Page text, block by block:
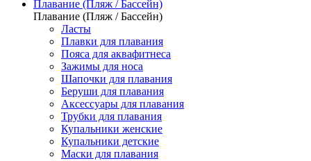
Плавание (Пляж / Бассейн)
Плавание (Пляж / Бассейн)
Ласты
Плавки для плавания
Пояса для аквафитнеса
Зажимы для носа
Шапочки для плавания
Беруши для плавания
Аксессуары для плавания
Трубки для плавания
Купальники женские
Купальники детские
Маски для плавания